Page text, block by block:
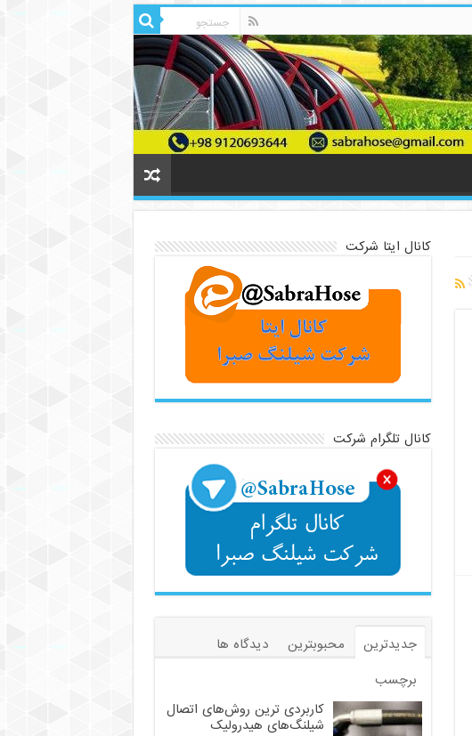
کانال ایتا شرکت
کانال تلگرام شرکت
جدیدترین محبوبترین
دیدگاه ها
برچسب
کاربردی ترین روش‌های اتصال
شیلنگ‌های هیدرولیک